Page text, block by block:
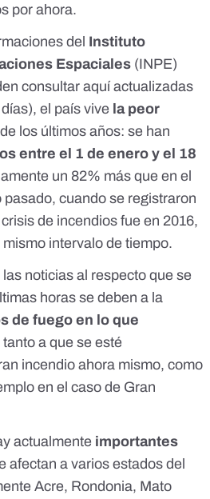
por ahora.
del Instituto
Espaciales (INPE)
consultar aquíactualizadas
el país vive la peor
de los últimos años: se han
entre el 1 de enero y el 18
un 82% más que en el
cuando se registraron
de incendios fue en 2016,
intervalo de tiempo.
noticias al respecto que se
horas se deben a la
de fuego en lo que
tanto a que se esté
incendio ahora mismo, como
en el caso de Gran
actualmente importantes
afectan a varios estados del
Acre, Rondonia, Mato